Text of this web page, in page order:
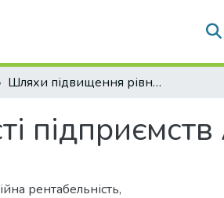
Шляхи підвищення рівня рентабельності підприємств АПК
рентабельність,